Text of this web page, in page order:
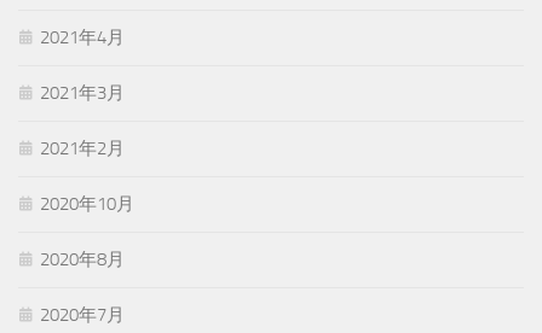
2021年4月
2021年3月
2021年2月
2020年10月
2020年8月
2020年7月